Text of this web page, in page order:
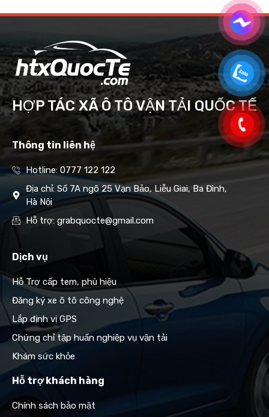
HỢP TÁC XÃ Ô TÔ VẬN TẢI QUỐC TẾ
Thông tin liên hệ
Hotline: 0777 122 122
Địa chỉ: Số 7A ngõ 25 Vạn Bảo, Liễu Giai, Ba Đình,
Hà Nội
Hỗ trợ: grabquocte@gmail.com
Dịch vụ
Hỗ Trợ cấp tem, phù hiệu
Đăng ký xe ô tô công nghệ
Lắp định vị GPS
Chứng chỉ tập huấn nghiệp vụ vận tải
Khám sức khỏe
Hỗ trợ khách hàng
Chính sách bảo mật